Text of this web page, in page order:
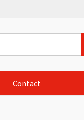
Contact